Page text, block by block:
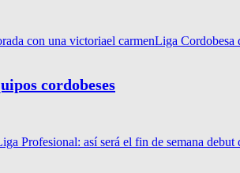
con una victoriael carmenLiga Cordobesa
cordobeses
Profesional: así será el fin de semana debut